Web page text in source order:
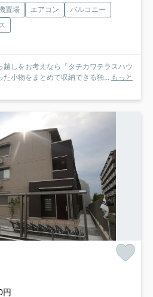
置場 エアコン
バルコニー
しをお考えなら「タチカワテラスハウ
た小物をまとめて収納できる独... もっと
円